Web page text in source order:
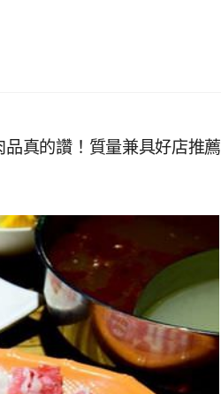
品真的讚！質量兼具好店推薦